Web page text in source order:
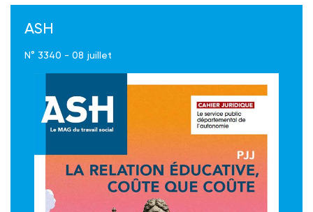
ASH
N° 3340 - 08 juillet